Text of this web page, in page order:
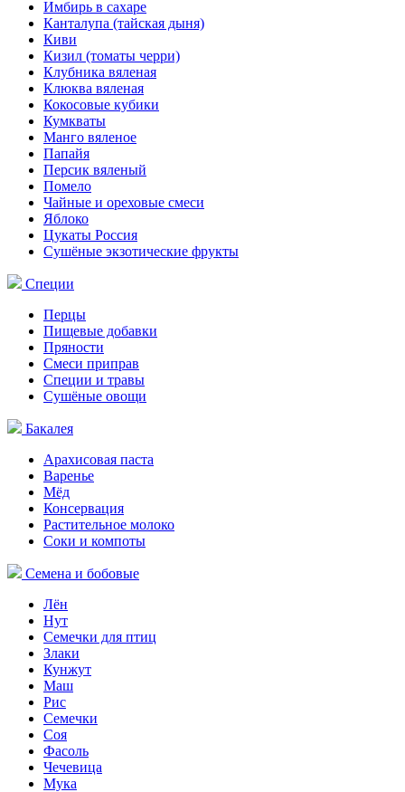
Имбирь в сахаре
Канталупа (тайская дыня)
Киви
Кизил (томаты черри)
Клубника вяленая
Клюква вяленая
Кокосовые кубики
Кумкваты
Манго вяленое
Папайя
Персик вяленый
Помело
Чайные и ореховые смеси
Яблоко
Цукаты Россия
Сушёные экзотические фрукты
Специи
Перцы
Пищевые добавки
Пряности
Смеси приправ
Специи и травы
Сушёные овощи
Бакалея
Арахисовая паста
Варенье
Мёд
Консервация
Растительное молоко
Соки и компоты
Семена и бобовые
Лён
Нут
Семечки для птиц
Злаки
Кунжут
Маш
Рис
Семечки
Соя
Фасоль
Чечевица
Мука